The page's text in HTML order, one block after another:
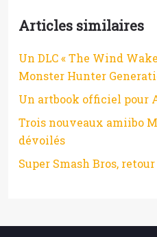
Articles similaires
Un DLC « The Wind
Monster Hunter
Un artbook officiel pour
Trois nouveaux amiibo
dévoilés
Super Smash Bros,